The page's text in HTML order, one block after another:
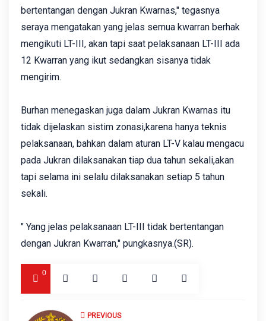
bertentangan dengan Jukran Kwarnas," tegasnya
seraya mengatakan yang jelas semua kwarran berhak
mengikuti LT-III, akan tapi saat pelaksanaan LT-III ada
12 Kwarran yang ikut sedangkan sisanya tidak
mengirim.
Burhan menegaskan juga dalam Jukran Kwarnas itu
tidak dijelaskan sistim zonasi,karena hanya teknis
pelaksanaan, bahkan dalam aturan LT-V kalau mengacu
pada Jukran dilaksanakan tiap dua tahun sekali,akan
tapi selama ini selalu dilaksanakan setiap 5 tahun
sekali.
" Yang jelas pelaksanaan LT-III tidak bertentangan
dengan Jukran Kwarran," pungkasnya.(SR).
0
PREVIOUS